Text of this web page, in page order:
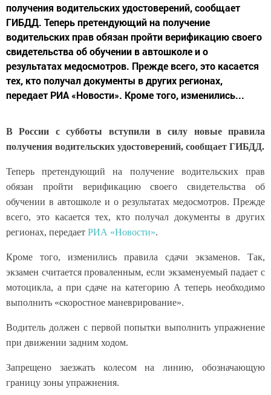
получения водительских удостоверений, сообщает
ГИБДД. Теперь претендующий на получение
водительских прав обязан пройти верификацию своего
свидетельства об обучении в автошколе и о
результатах медосмотров. Прежде всего, это касается
тех, кто получал документы в других регионах,
передает РИА «Новости». Кроме того, изменились...
В России с субботы вступили в силу новые правила
получения водительских удостоверений, сообщает ГИБДД.
Теперь претендующий на получение водительских прав
обязан пройти верификацию своего свидетельства об
обучении в автошколе и о результатах медосмотров. Прежде
всего, это касается тех, кто получал документы в других
регионах, передает РИА «Новости».
Кроме того, изменились правила сдачи экзаменов. Так,
экзамен считается проваленным, если экзаменуемый падает с
мотоцикла, а при сдаче на категорию А теперь необходимо
выполнить «скоростное маневрирование».
Водитель должен с первой попытки выполнить упражнение
при движении задним ходом.
Запрещено заезжать колесом на линию, обозначающую
границу зоны упражнения.